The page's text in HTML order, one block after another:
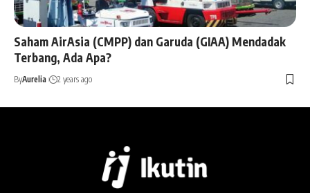
Saham AirAsia (CMPP) dan Garuda (GIAA) Mendadak
Terbang, Ada Apa?
ByAurelia 2 years ago